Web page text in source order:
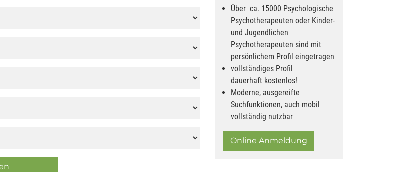
Über ca. 15000 Psychologische
Psychotherapeuten oder Kinder-
und Jugendlichen
Psychotherapeuten sind mit
persönlichem Profil eingetragen
vollständiges Profil
dauerhaft kostenlos!
Moderne, ausgereifte
Suchfunktionen, auch mobil
vollständig nutzbar
Online Anmeldung